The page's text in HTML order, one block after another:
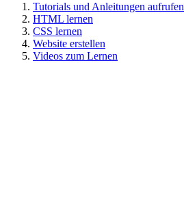
Tutorials und Anleitungen aufrufen
HTML lernen
CSS lernen
Website erstellen
Videos zum Lernen